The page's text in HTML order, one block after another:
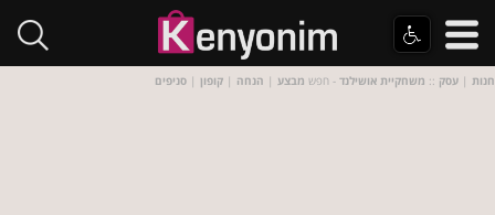
חנות | עסק :: משחקיית אושילנד - חפש מבצע | הנחה | קופון | סניפים